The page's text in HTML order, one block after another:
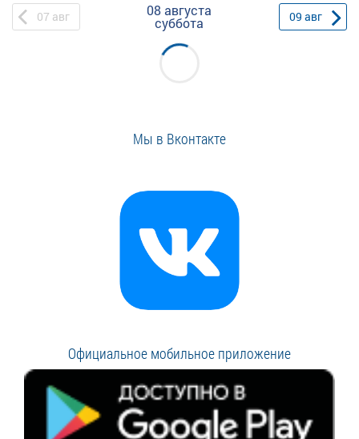
07 авг 08 августа
суббота 09 авг
Мы в Вконтакте
Официальное мобильное приложение